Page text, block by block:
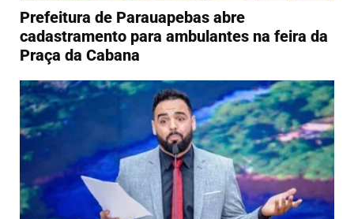
Prefeitura de Parauapebas abre
cadastramento para ambulantes na feira da
Praça da Cabana